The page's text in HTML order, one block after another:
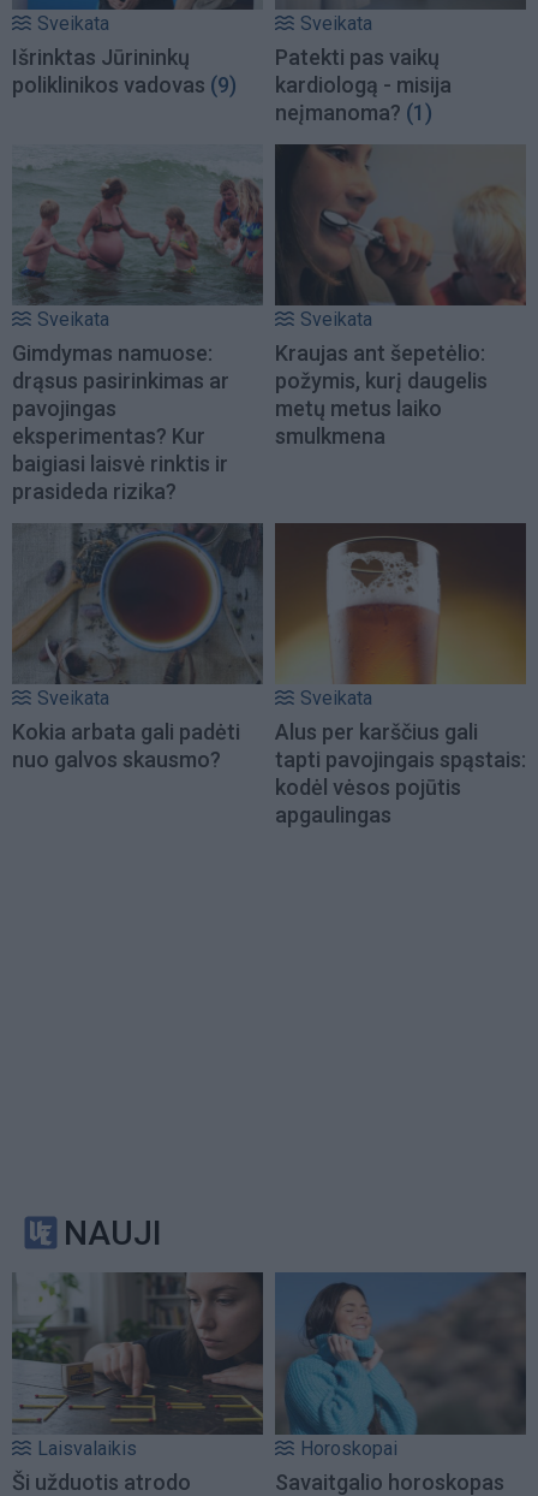
Sveikata
Išrinktas Jūrininkų
poliklinikos vadovas (9)
Sveikata
Patekti pas vaikų
kardiologą - misija
neįmanoma? (1)
Sveikata
Gimdymas namuose:
drąsus pasirinkimas ar
pavojingas
eksperimentas? Kur
baigiasi laisvė rinktis ir
prasideda rizika?
Sveikata
Kraujas ant šepetėlio:
požymis, kurį daugelis
metų metus laiko
smulkmena
Sveikata
Kokia arbata gali padėti
nuo galvos skausmo?
Sveikata
Alus per karščius gali
tapti pavojingais spąstais:
kodėl vėsos pojūtis
apgaulingas
NAUJI
Laisvalaikis
Ši užduotis atrodo
Horoskopai
Savaitgalio horoskopas